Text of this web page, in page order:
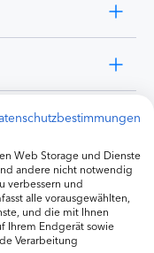
Web Storage und Dienste
andere nicht notwendig
verbessern und
alle vorausgewählten,
und die mit Ihnen
Ihrem Endgerät sowie
Verarbeitung